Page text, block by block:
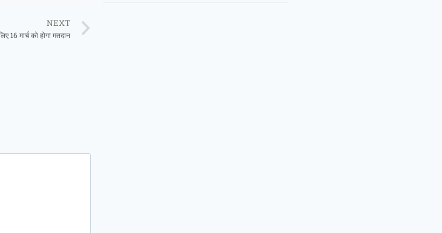
NEXT
16 मार्च को होगा मतदान